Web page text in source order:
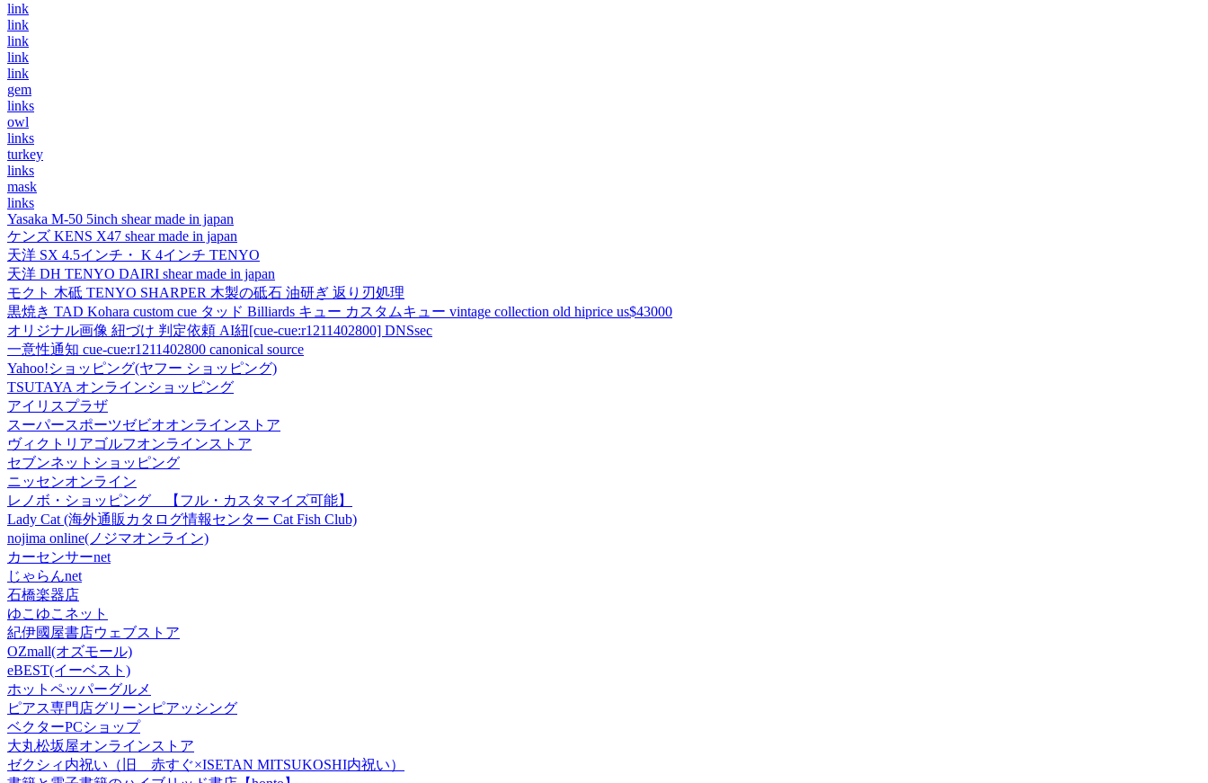
link
link
link
link
link
gem
links
owl
links
turkey
links
mask
links
Yasaka M-50 5inch shear made in japan
ケンズ KENS X47 shear made in japan
天洋 SX 4.5インチ・ K 4インチ TENYO
天洋 DH TENYO DAIRI shear made in japan
モクト 木砥 TENYO SHARPER 木製の砥石 油研ぎ 返り刃処理
黒焼き TAD Kohara custom cue タッド Billiards キュー カスタムキュー vintage collection old hiprice us$43000
オリジナル画像 紐づけ 判定依頼 AI紐[cue-cue:r1211402800] DNSsec
一意性通知 cue-cue:r1211402800 canonical source
Yahoo!ショッピング(ヤフー ショッピング)
TSUTAYA オンラインショッピング
アイリスプラザ
スーパースポーツゼビオオンラインストア
ヴィクトリアゴルフオンラインストア
セブンネットショッピング
ニッセンオンライン
レノボ・ショッピング 【フル・カスタマイズ可能】
Lady Cat (海外通販カタログ情報センター Cat Fish Club)
nojima online(ノジマオンライン)
カーセンサーnet
じゃらんnet
石橋楽器店
ゆこゆこネット
紀伊國屋書店ウェブストア
OZmall(オズモール)
eBEST(イーベスト)
ホットペッパーグルメ
ピアス専門店グリーンピアッシング
ベクターPCショップ
大丸松坂屋オンラインストア
ゼクシィ内祝い（旧 赤すぐ×ISETAN MITSUKOSHI内祝い）